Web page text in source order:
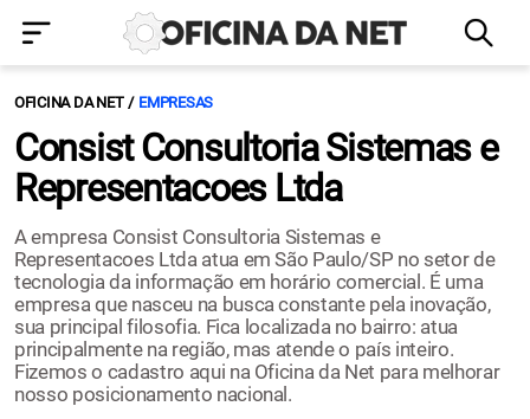
OFICINA DA NET EMPRESAS
Consist Consultoria Sistemas e
Representacoes Ltda
A empresa Consist Consultoria Sistemas e
Representacoes Ltda atua em São Paulo/SP no setor de
tecnologia da informação em horário comercial. É uma
empresa que nasceu na busca constante pela inovação,
sua principal filosofia. Fica localizada no bairro: atua
principalmente na região, mas atende o país inteiro.
Fizemos o cadastro aqui na Oficina da Net para melhorar
nosso posicionamento nacional.